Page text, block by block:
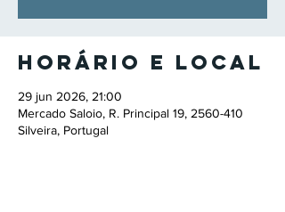
Horário e local
29 jun 2026, 21:00
Mercado Saloio, R. Principal 19, 2560-410
Silveira, Portugal